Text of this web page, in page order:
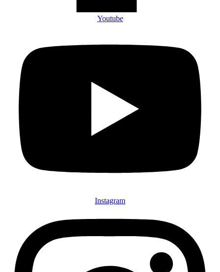
Youtube
Instagram